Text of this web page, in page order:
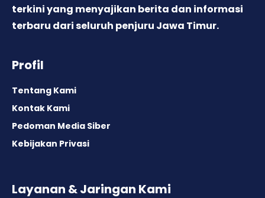
terkini yang menyajikan berita dan informasi
terbaru dari seluruh penjuru Jawa Timur.
Profil
Tentang Kami
Kontak Kami
Pedoman Media Siber
Kebijakan Privasi
Layanan & Jaringan Kami